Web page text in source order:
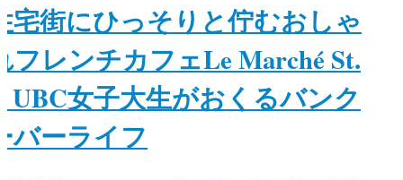
宅街にひっそりと佇むおしゃ
フレンチカフェLe Marché St.
UBC女子大生がおくるバンク
バーライフ